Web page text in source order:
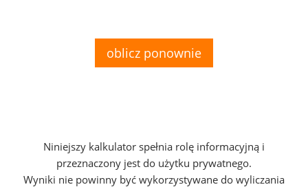
oblicz ponownie
Niniejszy kalkulator spełnia rolę informacyjną i
przeznaczony jest do użytku prywatnego.
Wyniki nie powinny być wykorzystywane do wyliczania